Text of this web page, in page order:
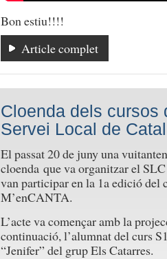
Bon estiu!!!!
Article complet
Cloenda dels cursos
Servei Local de
El passat 20 de juny una
cloenda que va organitzar el
van participar en la 1a edició del
M’enCANTA.
L’acte va començar amb la
continuació, l’alumnat del curs
“Jenifer” del grup Els Catarres.